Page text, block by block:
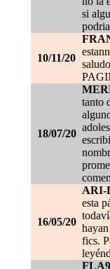
si
10/11/20
18/07/20
tanto
16/05/20
ARI-
esta
fics.